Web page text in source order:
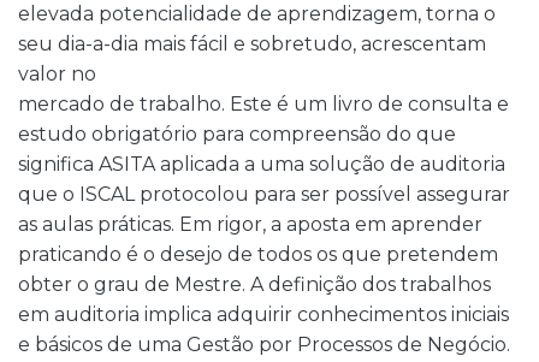
elevada potencialidade de aprendizagem, torna o
seu dia-a-dia mais fácil e sobretudo, acrescentam
valor no
mercado de trabalho. Este é um livro de consulta e
estudo obrigatório para compreensão do que
significa ASITA aplicada a uma solução de auditoria
que o ISCAL protocolou para ser possível assegurar
as aulas práticas. Em rigor, a aposta em aprender
praticando é o desejo de todos os que pretendem
obter o grau de Mestre. A definição dos trabalhos
em auditoria implica adquirir conhecimentos iniciais
e básicos de uma Gestão por Processos de Negócio.